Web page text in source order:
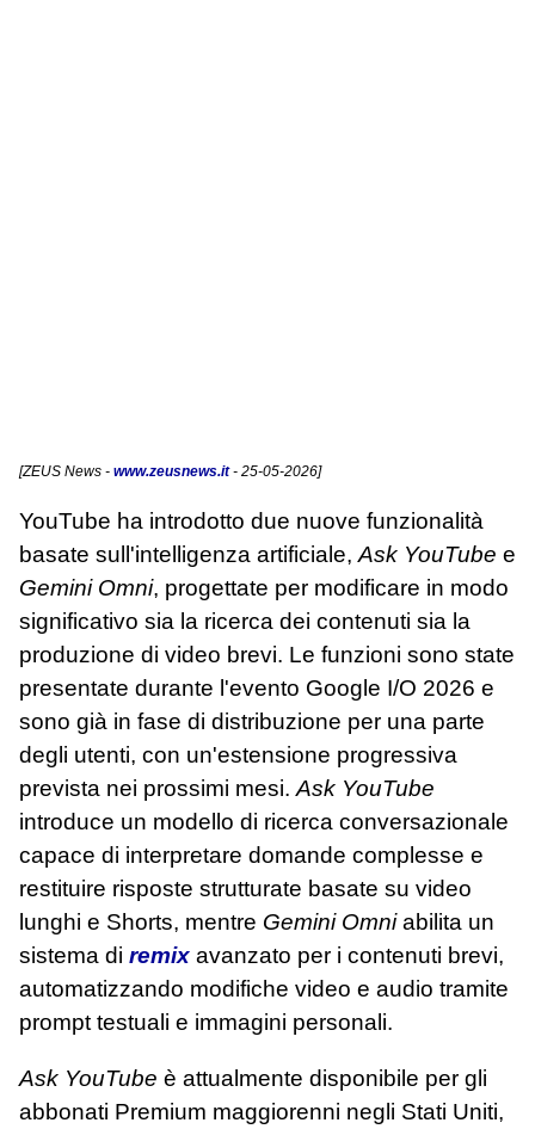
[ZEUS News - www.zeusnews.it- 25-05-2026]
YouTube ha introdotto due nuove funzionalità
basate sull'intelligenza artificiale, Ask YouTube e
Gemini Omni, progettate per modificare in modo
significativo sia la ricerca dei contenuti sia la
produzione di video brevi. Le funzioni sono state
presentate durante l'evento Google I/O 2026 e
sono già in fase di distribuzione per una parte
degli utenti, con un'estensione progressiva
prevista nei prossimi mesi. Ask YouTube
introduce un modello di ricerca conversazionale
capace di interpretare domande complesse e
restituire risposte strutturate basate su video
lunghi e Shorts, mentre Gemini Omniabilita un
sistema di remix avanzato per i contenuti brevi,
automatizzando modifiche video e audio tramite
prompt testuali e immagini personali.
Ask YouTube è attualmente disponibile per gli
abbonati Premium maggiorenni negli Stati Uniti,